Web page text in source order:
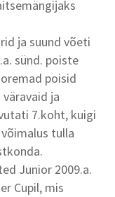
ja suund võeti
sünd. poiste
poisid
ja
7.koht, kuigi
tulla
Junior 2009.a.
Cupil, mis